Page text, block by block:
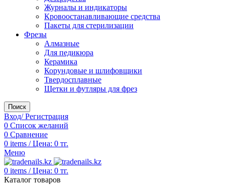
Журналы и индикаторы
Кровоостанавливающие средства
Пакеты для стерилизации
Фрезы
Алмазные
Для педикюра
Керамика
Корундовые и шлифовщики
Твердосплавные
Щетки и футляры для фрез
Поиск
Вход/ Регистрация
0 Список желаний
0 Сравнение
0 items / Цена: 0 тг.
Меню
0 items / Цена: 0 тг.
Каталог товаров